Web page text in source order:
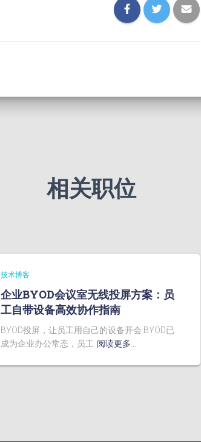
相关职位
技术博客
企业BYOD会议室无线投屏方案：员
工自带设备高效协作指南
BYOD投屏，让员工用自己的设备开会 BYOD已
成为企业办公常态，员工 阅读更多…